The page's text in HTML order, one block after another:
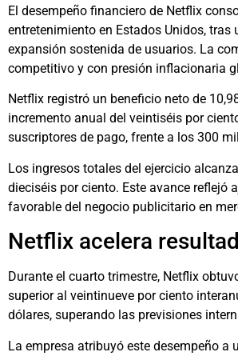
El desempeño financiero de Netflix
entretenimiento en Estados Unidos,
expansión sostenida de usuarios. La
competitivo y con presión inflacionaria
Netflix registró un beneficio neto de
incremento anual del veintiséis por
suscriptores de pago, frente a los 300
Los ingresos totales del ejercicio
dieciséis por ciento. Este avance reflejó
favorable del negocio publicitario en
Netflix acelera
Durante el cuarto trimestre, Netflix
superior al veintinueve por ciento
dólares, superando las previsiones
La empresa atribuyó este desempeño